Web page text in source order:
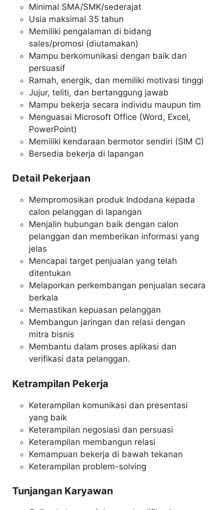
Minimal SMA/SMK/sederajat
Usia maksimal 35 tahun
Memiliki pengalaman di bidang
sales/promosi (diutamakan)
Mampu berkomunikasi dengan baik dan
persuasif
Ramah, energik, dan memiliki motivasi tinggi
Jujur, teliti, dan bertanggung jawab
Mampu bekerja secara individu maupun tim
Menguasai Microsoft Office (Word, Excel,
PowerPoint)
Memiliki kendaraan bermotor sendiri (SIM C)
Bersedia bekerja di lapangan
Detail Pekerjaan
Mempromosikan produk Indodana kepada
calon pelanggan di lapangan
Menjalin hubungan baik dengan calon
pelanggan dan memberikan informasi yang
jelas
Mencapai target penjualan yang telah
ditentukan
Melaporkan perkembangan penjualan secara
berkala
Memastikan kepuasan pelanggan
Membangun jaringan dan relasi dengan
mitra bisnis
Membantu dalam proses aplikasi dan
verifikasi data pelanggan.
Ketrampilan Pekerja
Keterampilan komunikasi dan presentasi
yang baik
Keterampilan negosiasi dan persuasi
Keterampilan membangun relasi
Kemampuan bekerja di bawah tekanan
Keterampilan problem-solving
Tunjangan Karyawan